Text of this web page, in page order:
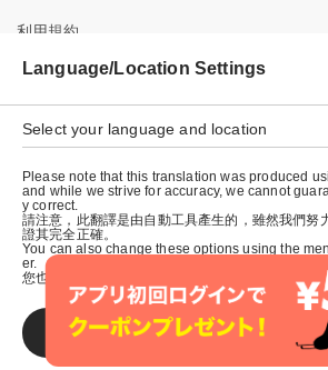
利用規約
プライバシーポリシー
特定商取引法に基づく表示
会社概要
Language/Location Settings
Select your language and location
Please note that this translation was produced
and while we strive for accuracy, we cannot
y correct.
請注意，此翻譯是由自動工具產生的，雖然我們努
證其完全正確。
You can also change these options using the
er.
您也可以使用左上角的選單來更改這些選項。
SAVE